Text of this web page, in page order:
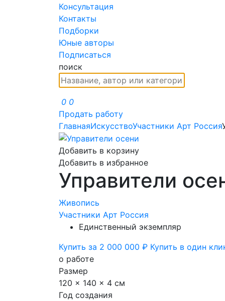
Консультация
Контакты
Подборки
Юные авторы
Подписаться
поиск
0 0
Продать работу
ГлавнаяИскусствоУчастники Арт Россия
Добавить в корзину
Добавить в избранное
Управители
Живопись
Участники Арт Россия
Единственный экземпляр
Купить за 2 000 000 ₽ Купить в один
о работе
Размер
120 x 140 x 4 см
Год создания